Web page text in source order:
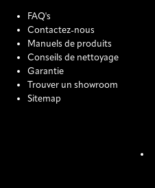
FAQ's
Contactez-nous
Manuels de produits
Conseils de nettoyage
Garantie
Trouver un showroom
Sitemap